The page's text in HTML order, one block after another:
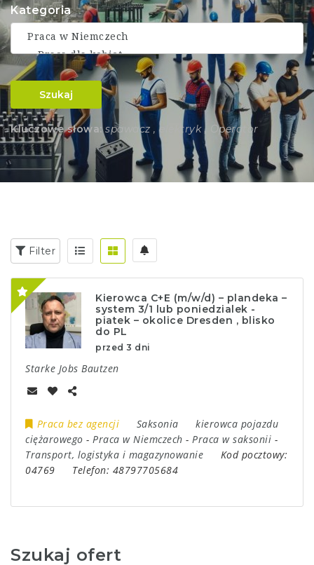
Kategoria
Szukaj
Kluczowe słowa: spawacz , elektryk , Operator
Filter
Kierowca C+E (m/w/d) – plandeka –
system 3/1 lub poniedzialek -
piatek – okolice Dresden , blisko
do PL
przed 3 dni
Starke Jobs Bautzen
Praca bez agencji Saksonia
kierowca pojazdu
ciężarowego - Praca w Niemczech - Praca w saksonii -
Transport, logistyka i magazynowanie
Kod pocztowy:
04769
Telefon: 48797705684
Szukaj ofert